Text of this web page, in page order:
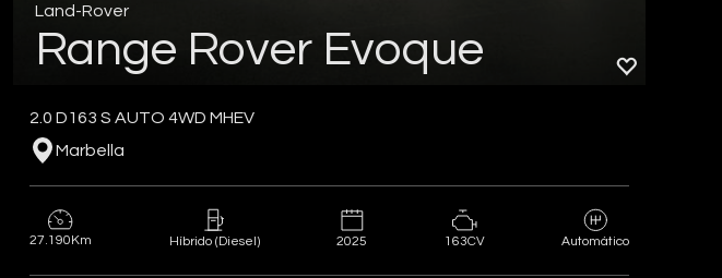
Land-Rover
Range Rover Evoque
2.0 D163 S AUTO 4WD MHEV
Marbella
27.190Km Híbrido (Diesel) 2025 163CV Automático